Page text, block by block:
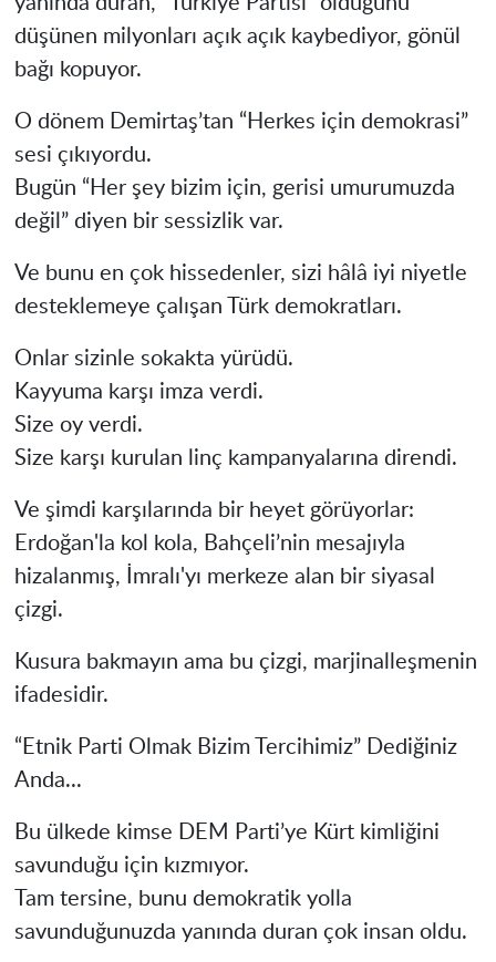
düşünen milyonları açık açık kaybediyor, gönül
bağı kopuyor.
O dönem Demirtaş’tan “Herkes için demokrasi”
sesi çıkıyordu.
Bugün “Her şey bizim için, gerisi umurumuzda
değil” diyen bir sessizlik var.
Ve bunu en çok hissedenler, sizi hâlâ iyi niyetle
desteklemeye çalışan Türk demokratları.
Onlar sizinle sokakta yürüdü.
Kayyuma karşı imza verdi.
Size oy verdi.
Size karşı kurulan linç kampanyalarına direndi.
Ve şimdi karşılarında bir heyet görüyorlar:
Erdoğan'la kol kola, Bahçeli’nin mesajıyla
hizalanmış, İmralı'yı merkeze alan bir siyasal
çizgi.
Kusura bakmayın ama bu çizgi, marjinalleşmenin
ifadesidir.
“Etnik Parti Olmak Bizim Tercihimiz” Dediğiniz
Anda...
Bu ülkede kimse DEM Parti’ye Kürt kimliğini
savunduğu için kızmıyor.
Tam tersine, bunu demokratik yolla
savunduğunuzda yanında duran çok insan oldu.